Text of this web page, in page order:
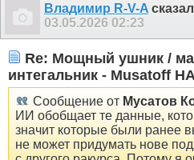
Владимир R-V-A
03.05.2026 02:23
Re: Мощный ушник /
интегальник - Musatoff
Сообщение от Мусатов
ИИ обобщает те данные,
значит которые были ранее
не может придумать нове